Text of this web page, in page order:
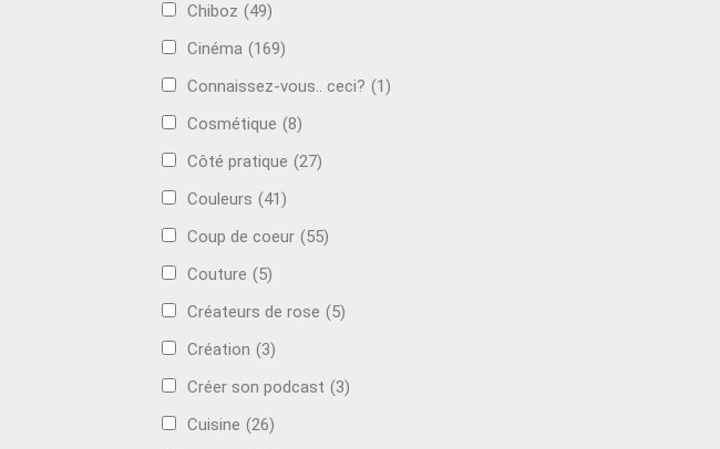
Chiboz (49)
Cinéma (169)
Connaissez-vous.. ceci? (1)
Cosmétique (8)
Côté pratique (27)
Couleurs (41)
Coup de coeur (55)
Couture (5)
Créateurs de rose (5)
Création (3)
Créer son podcast (3)
Cuisine (26)